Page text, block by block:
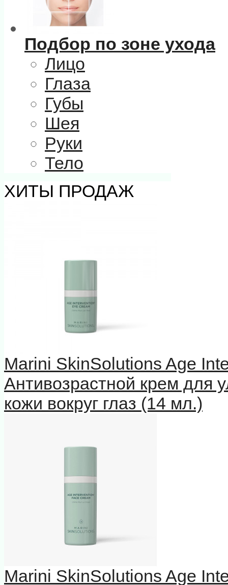
Подбор по зоне ухода
Лицо
Глаза
Губы
Шея
Руки
Тело
ХИТЫ ПРОДАЖ
Marini SkinSolutions Age
Антивозрастной крем для
кожи вокруг глаз (14 мл.)
Marini SkinSolutions Age